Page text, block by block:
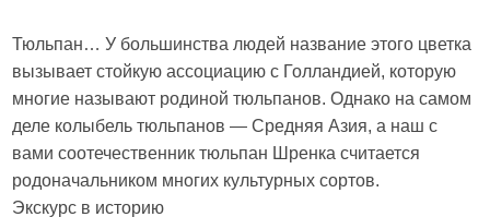
Тюльпан… У большинства людей название этого цветка
вызывает стойкую ассоциацию с Голландией, которую
многие называют родиной тюльпанов. Однако на самом
деле колыбель тюльпанов — Средняя Азия, а наш с
вами соотечественник тюльпан Шренка считается
родоначальником многих культурных сортов.
Экскурс в историю